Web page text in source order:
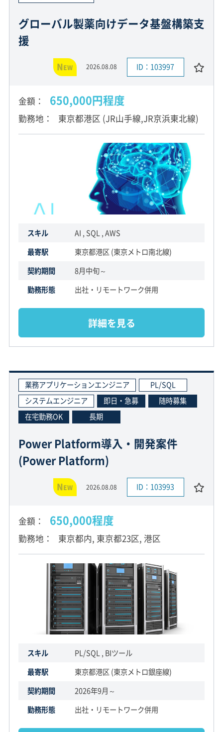
グローバル製薬向けデータ基盤構築支
援
NEW 2026.08.08 ID：103997
金額 650,000円程度
勤務地 東京都港区 (JR山手線,JR京浜東北線)
スキル
AI , SQL , AWS
最寄駅
東京都港区 (東京メトロ南北線)
契約期間
8月中旬～
勤務形態
出社・リモートワーク併用
詳細を見る
業務アプリケーションエンジニア
PL/SQL
システムエンジニア
即日・急募
随時募集
在宅勤務OK
長期
Power Platform導入・開発案件
(Power Platform)
NEW 2026.08.08 ID：103993
金額 650,000程度
勤務地 東京都内, 東京都23区, 港区
スキル
PL/SQL , BIツール
最寄駅
東京都港区 (東京メトロ銀座線)
契約期間
2026年9月～
勤務形態
出社・リモートワーク併用